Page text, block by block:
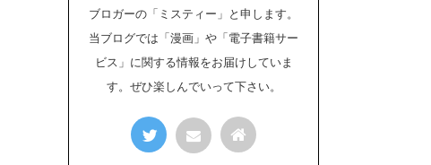
ブロガーの「ミスティー」と申します。
当ブログでは「漫画」や「電子書籍サー
ビス」に関する情報をお届けしていま
す。ぜひ楽しんでいって下さい。